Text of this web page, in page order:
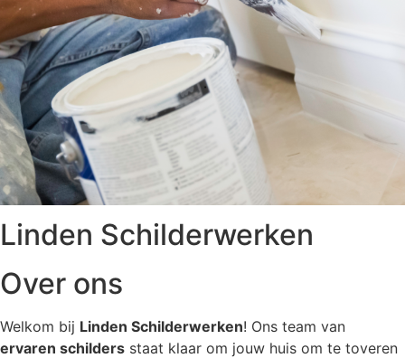
Linden Schilderwerken
Over ons
Welkom bij Linden Schilderwerken! Ons team van
ervaren schilders staat klaar om jouw huis om te toveren